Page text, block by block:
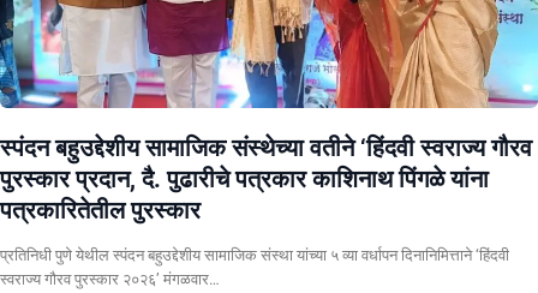
स्पंदन बहुउद्देशीय सामाजिक संस्थेच्या वतीने ‘हिंदवी स्वराज्य गौरव
पुरस्कार प्रदान, दै. पुढारीचे पत्रकार काशिनाथ पिंगळे यांना
पत्रकारितेतील पुरस्कार
प्रतिनिधी पुणे येथील स्पंदन बहुउद्देशीय सामाजिक संस्था यांच्या ५ व्या वर्धापन दिनानिमित्ताने ‘हिंदवी
स्वराज्य गौरव पुरस्कार २०२६’ मंगळवार…